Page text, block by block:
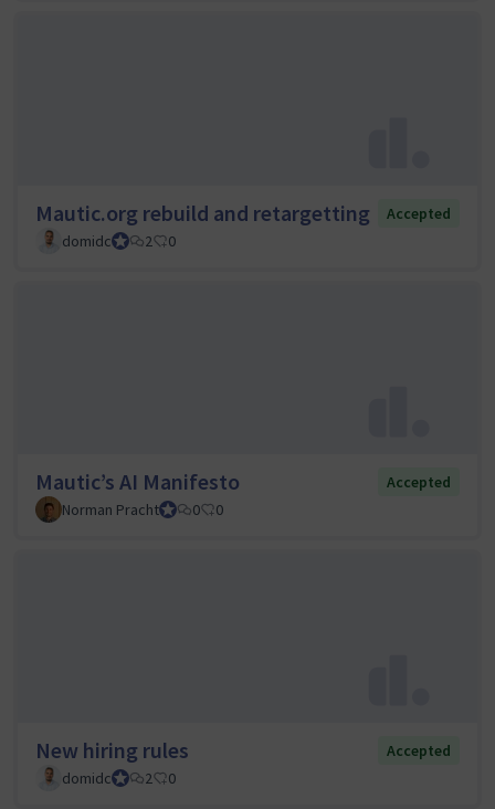
Mautic.org rebuild and retargetting
Accepted
domidcCouncil member
2 0
Mautic’s AI Manifesto
Accepted
Norman PrachtCouncil member
0 0
New hiring rules
Accepted
domidcCouncil member
2 0